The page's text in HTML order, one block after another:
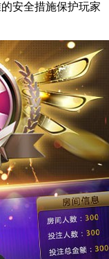
安全措施保护玩家